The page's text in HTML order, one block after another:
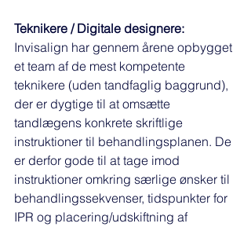
Teknikere / Digitale designere:
Invisalign har gennem årene opbygget
et team af de mest kompetente
teknikere (uden tandfaglig baggrund),
der er dygtige til at omsætte
tandlægens konkrete skriftlige
instruktioner til behandlingsplanen. De
er derfor gode til at tage imod
instruktioner omkring særlige ønsker til
behandlingssekvenser, tidspunkter for
IPR og placering/udskiftning af